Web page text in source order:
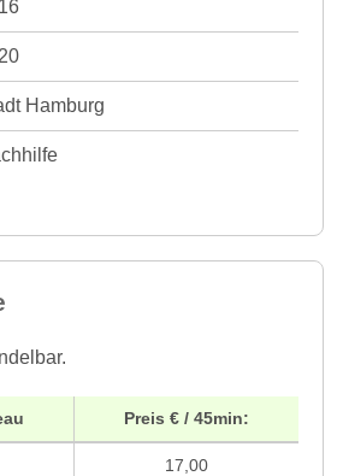
Hamburg
Preis € / 45min:
17,00